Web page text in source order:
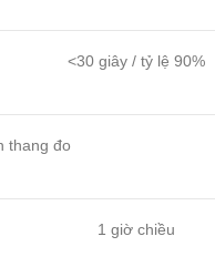
<30 giây / tỷ lệ 90%
thang đo
1 giờ chiều